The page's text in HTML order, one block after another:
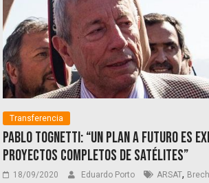
Transferencia
Pablo Tognetti: “Un plan a futuro es
proyectos completos de satélites”
18/09/2020 Eduardo Porto ARSAT,